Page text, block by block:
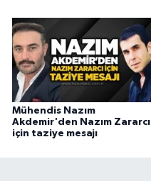
Mühendis Nazım
Akdemir'den Nazım Zararcı
için taziye mesajı